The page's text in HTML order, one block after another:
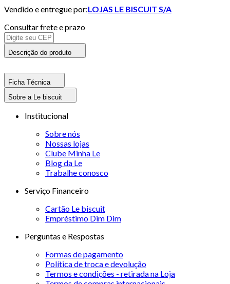
Vendido e entregue por:LOJAS LE BISCUIT S/A
Consultar frete e prazo
Descrição do produto
Ficha Técnica
Sobre a Le biscuit
Institucional
Sobre nós
Nossas lojas
Clube Minha Le
Blog da Le
Trabalhe conosco
Serviço Financeiro
Cartão Le biscuit
Empréstimo Dim Dim
Perguntas e Respostas
Formas de pagamento
Política de troca e devolução
Termos e condições - retirada na Loja